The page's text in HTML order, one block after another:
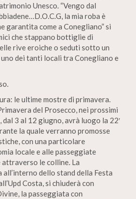
Unesco. “Vengo dal
la mia roba è
garantita come a Conegliano” si
che stappano bottiglie di
rive eroiche o seduti sotto un
dei tanti locali tra Conegliano e
le ultime mostre di primavera.
del Prosecco, nei prossimi
3 al 12 giugno, avrà luogo la 22′
la quale verranno promosse
con una particolare
locale e alle passeggiate
le colline. La
dello stand della Festa
Costa, si chiuderà con
la passeggiata con